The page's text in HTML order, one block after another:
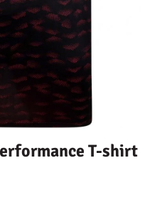
T-shirt